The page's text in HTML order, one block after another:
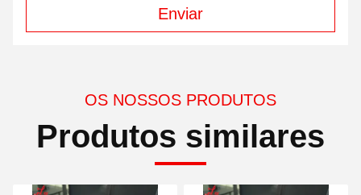
Enviar
OS NOSSOS PRODUTOS
Produtos similares